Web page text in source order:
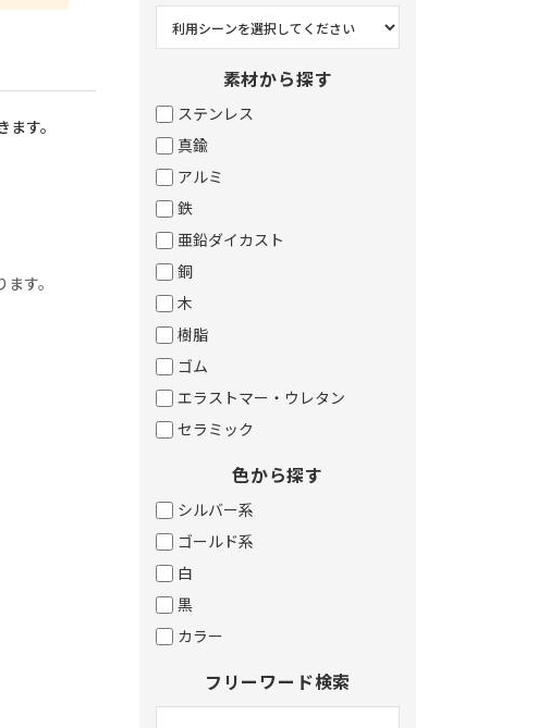
す。
す。
素材から探す
ステンレス
真鍮
アルミ
鉄
亜鉛ダイカスト
銅
木
樹脂
ゴム
エラストマー・ウレタン
セラミック
色から探す
シルバー系
ゴールド系
白
黒
カラー
フリーワード検索